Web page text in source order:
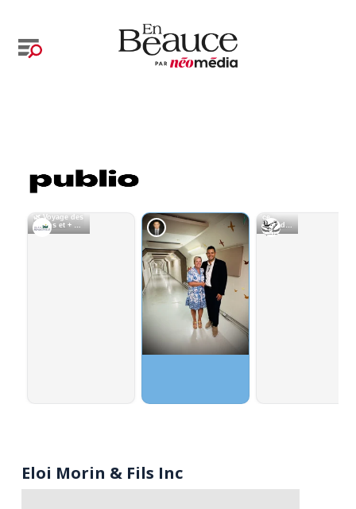
Eloi Morin & Fils Inc